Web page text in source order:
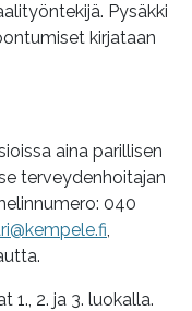
Pysäkki
kirjataan
aina parillisen
terveydenhoitajan
040
,
2. ja 3. luokalla.